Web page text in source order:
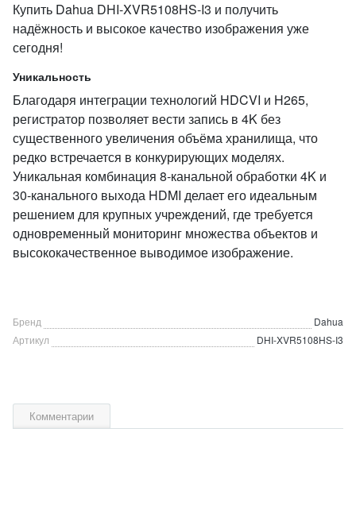
Купить Dahua DHI-XVR5108HS-I3 и получить
надёжность и высокое качество изображения уже
сегодня!
Уникальность
Благодаря интеграции технологий HDCVI и H265,
регистратор позволяет вести запись в 4K без
существенного увеличения объёма хранилища, что
редко встречается в конкурирующих моделях.
Уникальная комбинация 8‑канальной обработки 4K и
30‑канального выхода HDMI делает его идеальным
решением для крупных учреждений, где требуется
одновременный мониторинг множества объектов и
высококачественное выводимое изображение.
Бренд
Dahua
Артикул
DHI-XVR5108HS-I3
Комментарии